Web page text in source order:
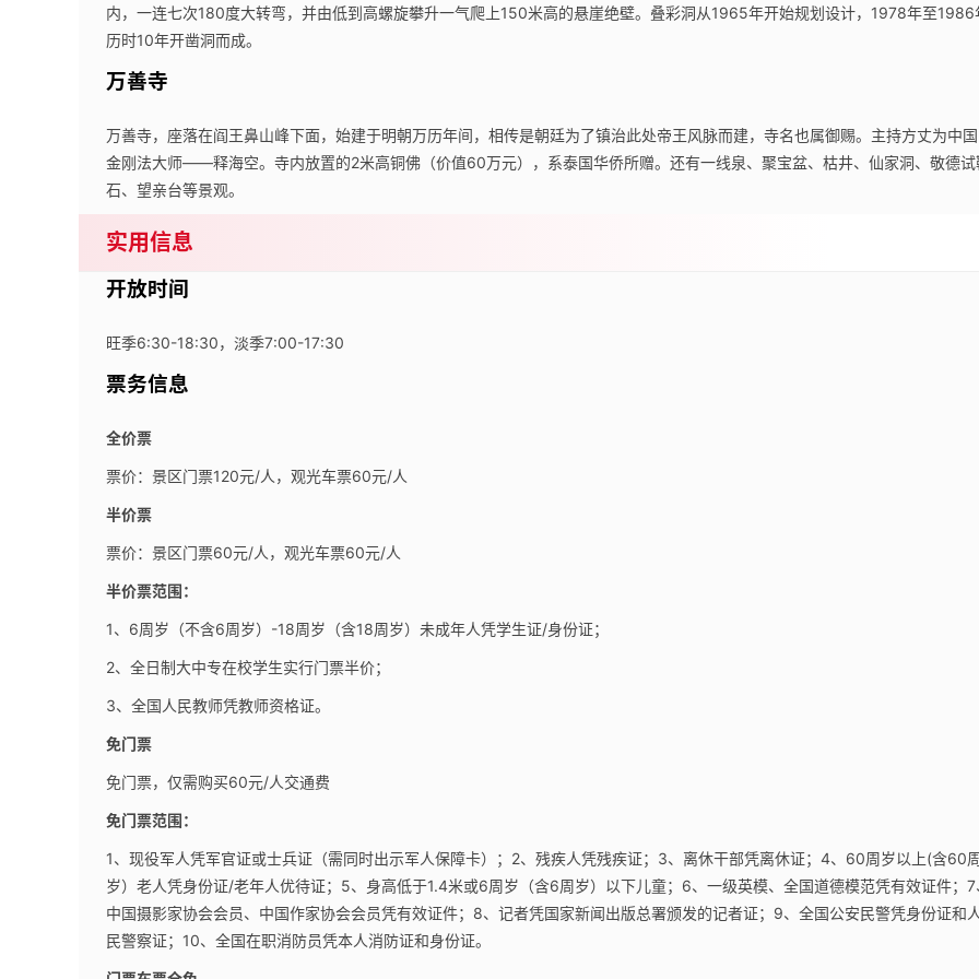
内，一连七次180度大转弯，并由低到高螺旋攀升一气爬上150米高的悬崖绝壁。叠彩洞从1965年开始规划设计，1978年至1986
历时10年开凿洞而成。
万善寺
万善寺，座落在阎王鼻山峰下面，始建于明朝万历年间，相传是朝廷为了镇治此处帝王风脉而建，寺名也属御赐。主持方丈为中国
金刚法大师——释海空。寺内放置的2米高铜佛（价值60万元），系泰国华侨所赠。还有一线泉、聚宝盆、枯井、仙家洞、敬德试
石、望亲台等景观。
实用信息
开放时间
旺季6:30-18:30，淡季7:00-17:30
票务信息
全价票
票价：景区门票120元/人，观光车票60元/人
半价票
票价：景区门票60元/人，观光车票60元/人
半价票范围：
1、6周岁（不含6周岁）-18周岁（含18周岁）未成年人凭学生证/身份证；
2、全日制大中专在校学生实行门票半价；
3、全国人民教师凭教师资格证。
免门票
免门票，仅需购买60元/人交通费
免门票范围：
1、现役军人凭军官证或士兵证（需同时出示军人保障卡）；2、残疾人凭残疾证；3、离休干部凭离休证；4、60周岁以上(含60
岁）老人凭身份证/老年人优待证；5、身高低于1.4米或6周岁（含6周岁）以下儿童；6、一级英模、全国道德模范凭有效证件；7
中国摄影家协会会员、中国作家协会会员凭有效证件；8、记者凭国家新闻出版总署颁发的记者证；9、全国公安民警凭身份证和
民警察证；10、全国在职消防员凭本人消防证和身份证。